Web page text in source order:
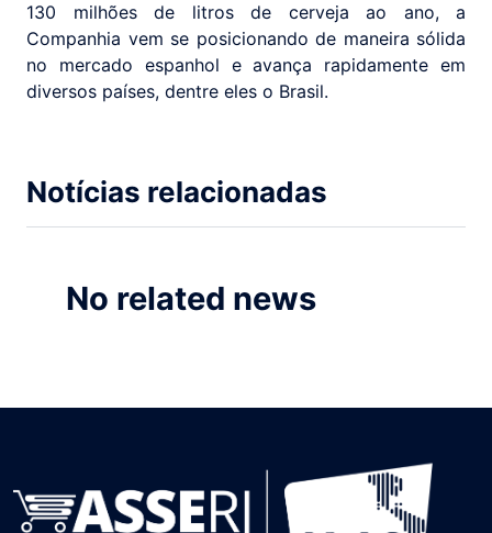
130 milhões de litros de cerveja ao ano, a
Companhia vem se posicionando de maneira sólida
no mercado espanhol e avança rapidamente em
diversos países, dentre eles o Brasil.
Notícias relacionadas
No related news